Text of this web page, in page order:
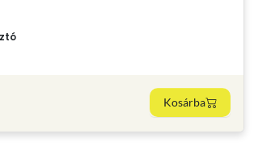
Kosárba